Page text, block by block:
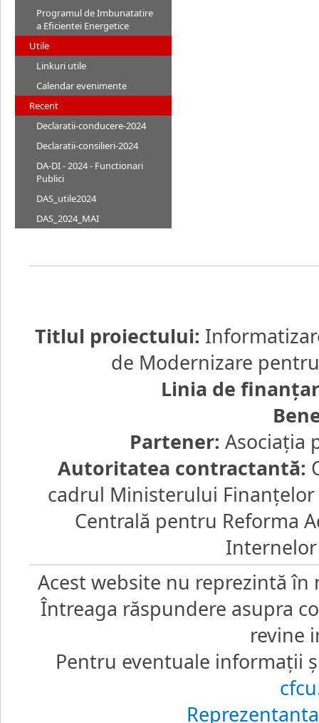
Programul de Imbunatatire
a Eficientei Energetice
Utile
Linkuri utile
Calendar evenimente
Recent
Declaratii-conducere-2024
Declaratii-consilieri-2024
DA-DI - 2024 - Functionari
Publici
DAS_utile2024
DAS_2024_MAI
Titlul proiectului:
de Modernizare
Linia de
Partener: Asociaţia
Autoritatea contractantă:
cadrul Ministerului
Centrală pentru Reforma
Acest website nu reprezintă
Întreaga răspundere asupra
revine
Pentru eventuale informaţii